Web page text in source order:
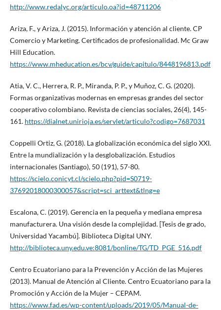
http://www.redalyc.org/articulo.oa?id=48711206
Ariza, F., y Ariza, J. (2015). Información y atención al cliente. CP
Comercio y Marketing. Certificados de profesionalidad. Mc Graw
Hill Education.
https://www.mheducation.es/bcv/guide/capitulo/8448196813.pdf
Atia, V. C., Herrera, R. P., Miranda, P. P., y Muñoz, C. G. (2020).
Formas organizativas modernas en empresas grandes del sector
cooperativo colombiano. Revista de ciencias sociales, 26(4), 145-
161. https://dialnet.unirioja.es/servlet/articulo?codigo=7687031
Coppelli Ortiz, G. (2018). La globalización económica del siglo XXI.
Entre la mundialización y la desglobalización. Estudios
internacionales (Santiago), 50 (191), 57-80.
https://scielo.conicyt.cl/scielo.php?pid=S0719-
37692018000300057&script=sci_arttext&tlng=e
Escalona, C. (2019). Gerencia en la pequeña y mediana empresa
manufacturera. Una visión desde la complejidad. [Tesis de grado,
Universidad Yacambú]. Biblioteca Digital UNY.
http://biblioteca.uny.edu.ve:8081/bonline/TG/TD_PGE_516.pdf
Centro Ecuatoriano para la Prevención y Acción de las Mujeres
(2013). Manual de Atención al Cliente. Centro Ecuatoriano para la
Promoción y Acción de la Mujer – CEPAM.
https://www.fad.es/wp-content/uploads/2019/05/Manual-de-